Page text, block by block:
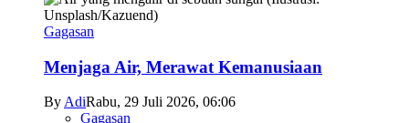
Gagasan
Menjaga Air, Merawat Kemanusiaan
ByAdiRabu, 29 Juli 2026, 06:06
Gagasan